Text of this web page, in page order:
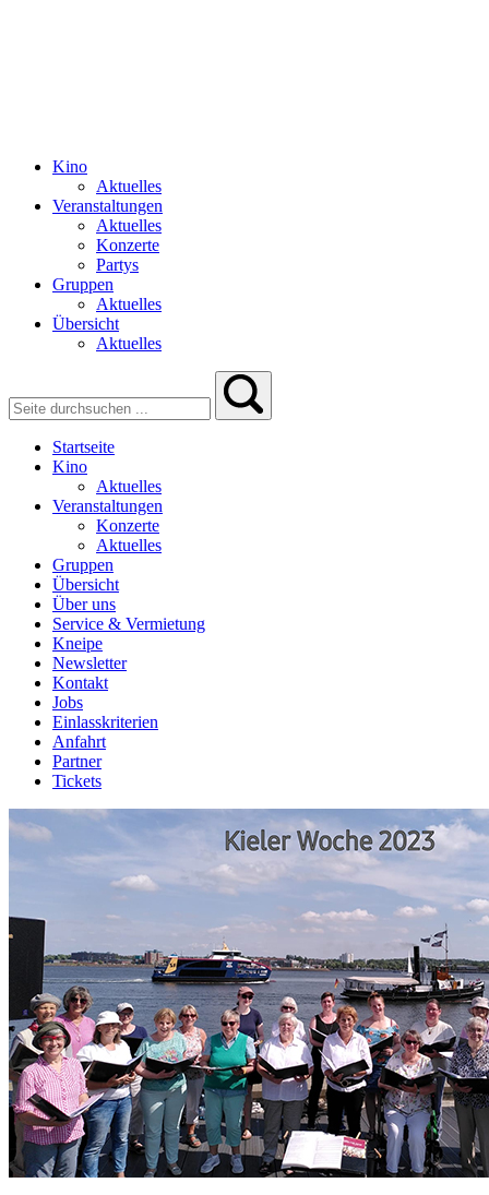
Kino
Aktuelles
Veranstaltungen
Aktuelles
Konzerte
Partys
Gruppen
Aktuelles
Übersicht
Aktuelles
Startseite
Kino
Aktuelles
Veranstaltungen
Konzerte
Aktuelles
Gruppen
Übersicht
Über uns
Service & Vermietung
Kneipe
Newsletter
Kontakt
Jobs
Einlasskriterien
Anfahrt
Partner
Tickets